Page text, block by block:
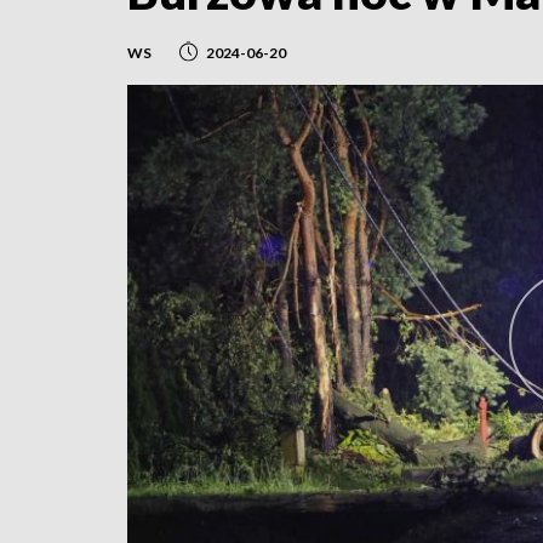
WS 2024-06-20